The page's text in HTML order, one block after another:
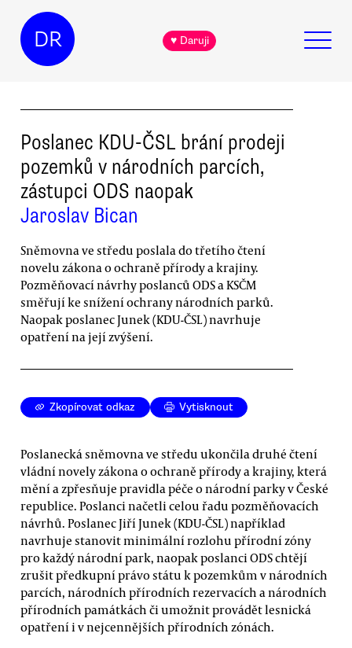
DR ♥ Daruji
Poslanec KDU-ČSL brání prodeji
pozemků v národních parcích,
zástupci ODS naopak
Jaroslav Bican
Sněmovna ve středu poslala do třetího čtení
novelu zákona o ochraně přírody a krajiny.
Pozměňovací návrhy poslanců ODS a KSČM
směřují ke snížení ochrany národních parků.
Naopak poslanec Junek (KDU-ČSL) navrhuje
opatření na její zvýšení.
Zkopírovat odkaz Vytisknout
Poslanecká sněmovna ve středu ukončila druhé čtení
vládní novely zákona o ochraně přírody a krajiny, která
mění a zpřesňuje pravidla péče o národní parky v České
republice. Poslanci načetli celou řadu pozměňovacích
návrhů. Poslanec Jiří Junek (KDU-ČSL) například
navrhuje stanovit minimální rozlohu přírodní zóny
pro každý národní park, naopak poslanci ODS chtějí
zrušit předkupní právo státu k pozemkům v národních
parcích, národních přírodních rezervacích a národních
přírodních památkách či umožnit provádět lesnická
opatření i v nejcennějších přírodních zónách.